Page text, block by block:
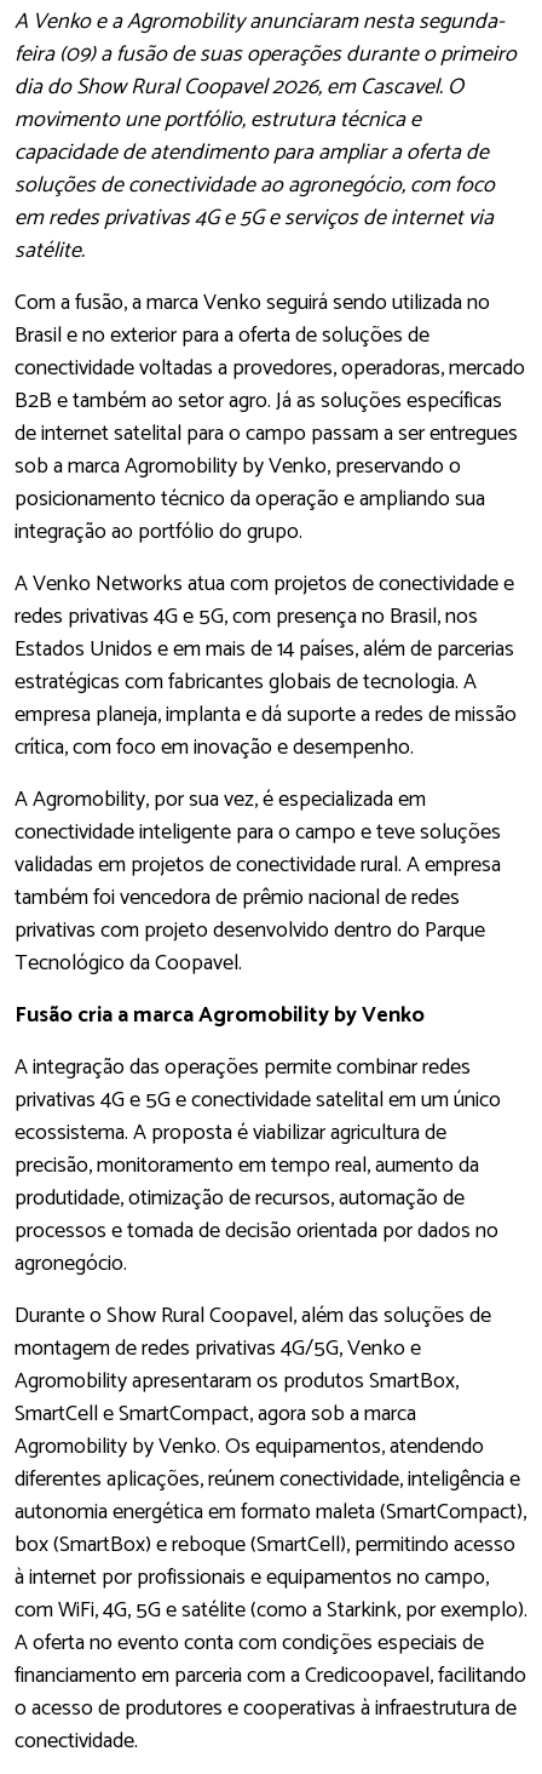
A Venko e a Agromobility anunciaram nesta segunda-
feira (09) a fusão de suas operações durante o primeiro
dia do Show Rural Coopavel 2026, em Cascavel. O
movimento une portfólio, estrutura técnica e
capacidade de atendimento para ampliar a oferta de
soluções de conectividade ao agronegócio, com foco
em redes privativas 4G e 5G e serviços de internet via
satélite.
Com a fusão, a marca Venko seguirá sendo utilizada no
Brasil e no exterior para a oferta de soluções de
conectividade voltadas a provedores, operadoras, mercado
B2B e também ao setor agro. Já as soluções específicas
de internet satelital para o campo passam a ser entregues
sob a marca Agromobility by Venko, preservando o
posicionamento técnico da operação e ampliando sua
integração ao portfólio do grupo.
A Venko Networks atua com projetos de conectividade e
redes privativas 4G e 5G, com presença no Brasil, nos
Estados Unidos e em mais de 14 países, além de parcerias
estratégicas com fabricantes globais de tecnologia. A
empresa planeja, implanta e dá suporte a redes de missão
crítica, com foco em inovação e desempenho.
A Agromobility, por sua vez, é especializada em
conectividade inteligente para o campo e teve soluções
validadas em projetos de conectividade rural. A empresa
também foi vencedora de prêmio nacional de redes
privativas com projeto desenvolvido dentro do Parque
Tecnológico da Coopavel.
Fusão cria a marca Agromobility by Venko
A integração das operações permite combinar redes
privativas 4G e 5G e conectividade satelital em um único
ecossistema. A proposta é viabilizar agricultura de
precisão, monitoramento em tempo real, aumento da
produtidade, otimização de recursos, automação de
processos e tomada de decisão orientada por dados no
agronegócio.
Durante o Show Rural Coopavel, além das soluções de
montagem de redes privativas 4G/5G, Venko e
Agromobility apresentaram os produtos SmartBox,
SmartCell e SmartCompact, agora sob a marca
Agromobility by Venko. Os equipamentos, atendendo
diferentes aplicações, reúnem conectividade, inteligência e
autonomia energética em formato maleta (SmartCompact),
box (SmartBox) e reboque (SmartCell), permitindo acesso
à internet por profissionais e equipamentos no campo,
com WiFi, 4G, 5G e satélite (como a Starkink, por exemplo).
A oferta no evento conta com condições especiais de
financiamento em parceria com a Credicoopavel, facilitando
o acesso de produtores e cooperativas à infraestrutura de
conectividade.